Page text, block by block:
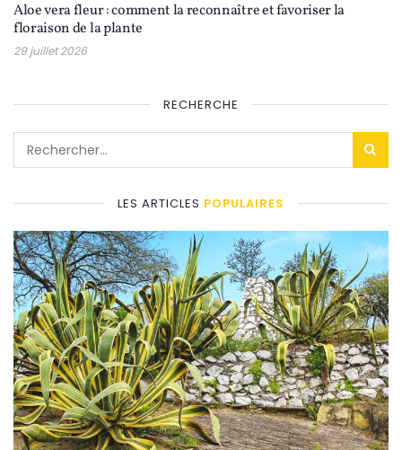
Aloe vera fleur : comment la reconnaître et favoriser la
floraison de la plante
29 juillet 2026
RECHERCHE
LES ARTICLES POPULAIRES